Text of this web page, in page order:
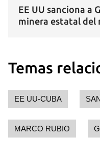
EE UU sanciona a
minera estatal del
Temas
EE UU-CUBA
MARCO RUBIO